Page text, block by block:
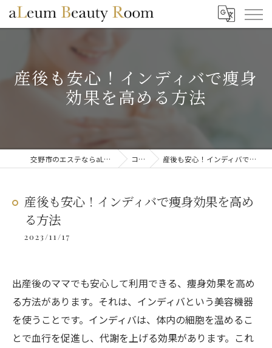
産後も安心！インディバで痩身
効果を高める方法
交野市のエステならaLeum Beauty Room コラム 産後も安心！インディバで痩身効果を高める方法
産後も安心！インディバで痩身効果を高め
る方法
2023/11/17
出産後のママでも安心して利用できる、痩身効果を高め
る方法があります。それは、インディバという美容機器
を使うことです。インディバは、体内の細胞を温めるこ
とで血行を促進し、代謝を上げる効果があります。これ